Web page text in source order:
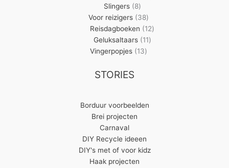
Slingers 88
producten
Voor reizigers 3838
producten
Reisdagboeken 1212
Geluksaltaars 1111
Vingerpopjes 1313
STORIES
Borduur voorbeelden
Brei projecten
Carnaval
DIY Recycle ideeen
DIY's met of voor kidz
Haak projecten